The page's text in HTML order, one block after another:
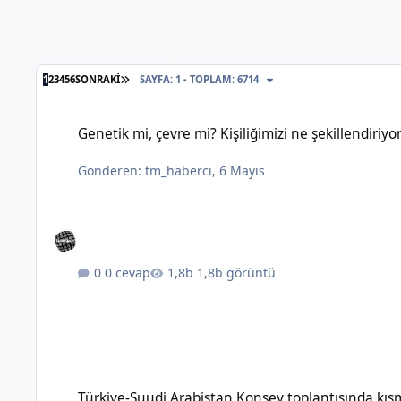
123456SONRAKI SON SAYFA
SAYFA: 1 - TOPLAM: 6714
Genetik mi, çevre mi? Kişiliğimizi ne
Gönderen:tm_haberci,6 Mayıs
0 cevap 1,8b görüntü